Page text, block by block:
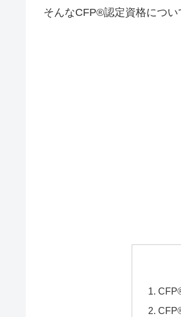
そんなCFP®認定資格につ